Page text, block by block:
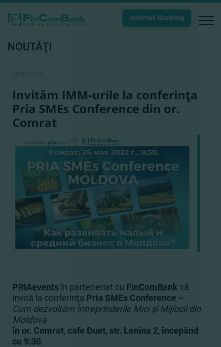
Internet Banking
NOUTĂŢI
23.05.2022
Invităm IMM-urile la conferinţa
Pria SMEs Conference din or.
Comrat
PRIAeventsîn parteneriat сu FinComBank vă
invită la conferinţa Pria SMEs Conference –
Cum dezvoltăm Întreprinderile Mici şi Mijlocii din
Moldova
în or. Comrat, cafe Duet, str. Lenina 2, începând
cu 9:30.